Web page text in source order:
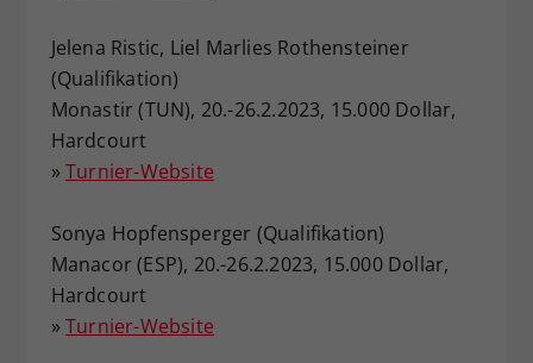
Jelena Ristic, Liel Marlies Rothensteiner
(Qualifikation)
Monastir (TUN), 20.-26.2.2023, 15.000 Dollar,
Hardcourt
» Turnier-Website
Sonya Hopfensperger (Qualifikation)
Manacor (ESP), 20.-26.2.2023, 15.000 Dollar,
Hardcourt
» Turnier-Website